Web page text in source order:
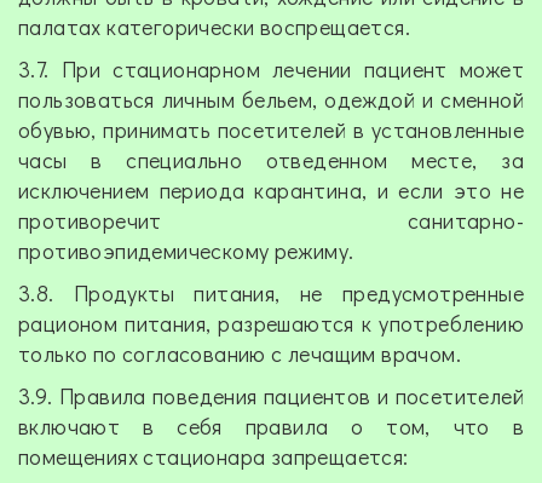
палатах категорически воспрещается.
3.7. При стационарном лечении пациент может
пользоваться личным бельем, одеждой и сменной
обувью, принимать посетителей в установленные
часы в специально отведенном месте, за
исключением периода карантина, и если это не
противоречит санитарно-
противоэпидемическому режиму.
3.8. Продукты питания, не предусмотренные
рационом питания, разрешаются к употреблению
только по согласованию с лечащим врачом.
3.9. Правила поведения пациентов и посетителей
включают в себя правила о том, что в
помещениях стационара запрещается: